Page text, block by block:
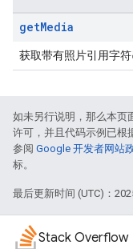
getMedia
获取带有照片引用字符
如未另行说明，那么本页
许可，并且代码示例已根
参阅 Google 开发者网站
标。
最后更新时间 (UTC)：
Stack Overflow